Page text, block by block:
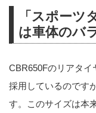
「スポーツ
は車体のバ
CBR650Fのリアタイ
採用しているのです
す。このサイズは本